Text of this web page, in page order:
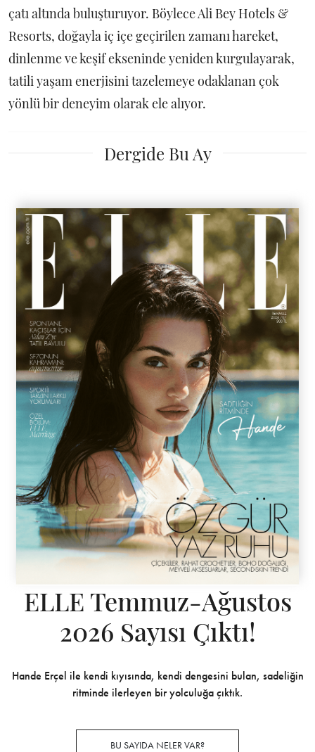
çatı altında buluşturuyor. Böylece Ali Bey Hotels &
Resorts, doğayla iç içe geçirilen zamanı hareket,
dinlenme ve keşif ekseninde yeniden kurgulayarak,
tatili yaşam enerjisini tazelemeye odaklanan çok
yönlü bir deneyim olarak ele alıyor.
Dergide Bu Ay
ELLE Temmuz-Ağustos
2026 Sayısı Çıktı!
Hande Erçel ile kendi kıyısında, kendi dengesini bulan, sadeliğin
ritminde ilerleyen bir yolculuğa çıktık.
BU SAYIDA NELER VAR?